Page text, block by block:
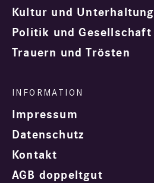
Kultur und Unterhaltung
Politik und Gesellschaft
Trauern und Trösten
Impressum
Datenschutz
Kontakt
AGB doppeltgut